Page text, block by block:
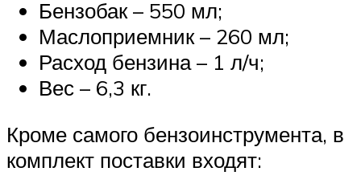
Бензобак – 550 мл;
Маслоприемник – 260 мл;
Расход бензина – 1 л/ч;
Вес – 6,3 кг.
Кроме самого бензоинструмента, в
комплект поставки входят: